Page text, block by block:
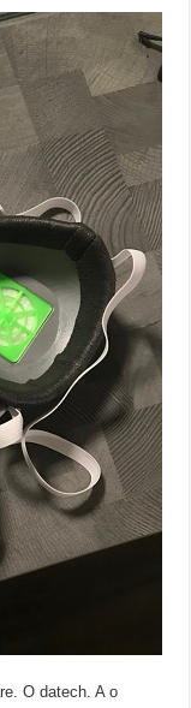
O datech. A o